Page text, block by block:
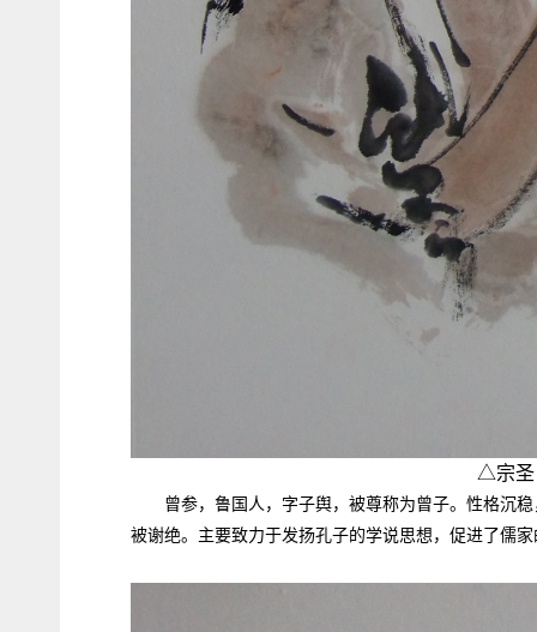
△宗圣
曾参，鲁国人，字子舆，被尊称为曾子。性格沉
被谢绝。主要致力于发扬孔子的学说思想，促进了儒